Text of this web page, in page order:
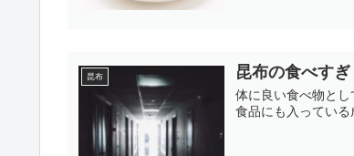
昆布 昆布の食べす
体に良い食べ物と
食品にも入っている